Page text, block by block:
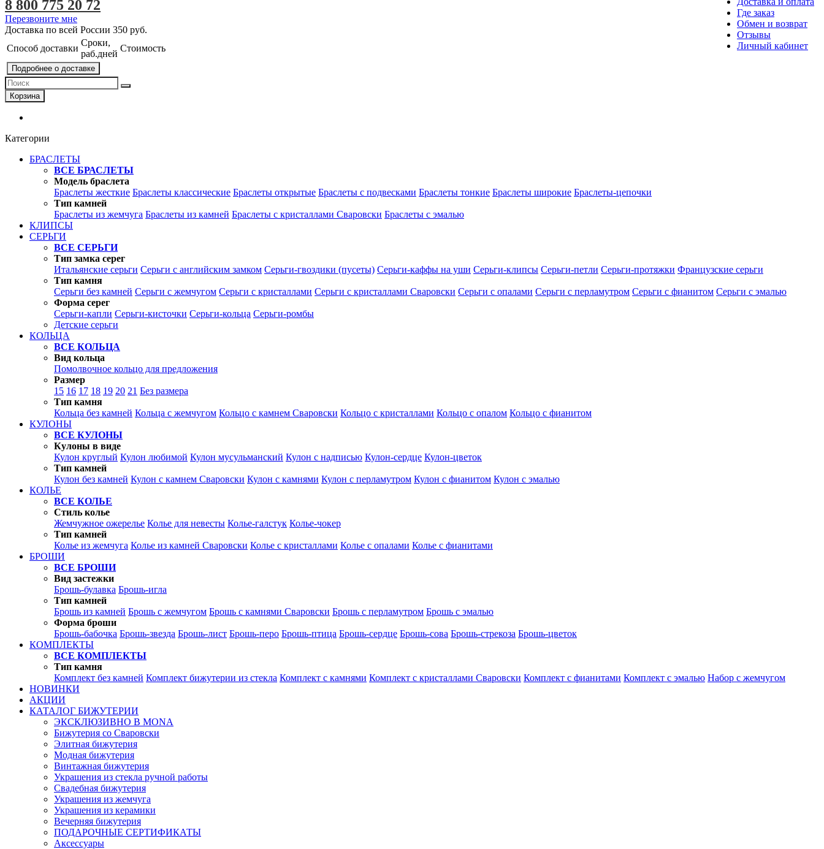
Где заказ
Обмен и возврат
Отзывы
Личный кабинет
8 800 775 20 72
Перезвоните мне
Доставка по всей России 350 руб.
Способ доставки
Сроки,
раб.дней
Стоимость
Подробнее о доставке
Корзина
Категории
БРАСЛЕТЫ
ВСЕ БРАСЛЕТЫ
Модель браслета
Браслеты жесткие Браслеты классические Браслеты открытые Браслеты с подвесками Браслеты тонкие Браслеты широкие Браслеты-цепочки
Тип камней
Браслеты из жемчуга Браслеты из камней Браслеты с кристаллами Сваровски Браслеты с эмалью
КЛИПСЫ
СЕРЬГИ
ВСЕ СЕРЬГИ
Тип замка серег
Итальянские серьги Серьги с английским замком Серьги-гвоздики (пусеты) Серьги-каффы на уши Серьги-клипсы Серьги-петли Серьги-протяжки Французские серьги
Тип камня
Серьги без камней Серьги с жемчугом Серьги с кристаллами Серьги с кристаллами Сваровски Серьги с опалами Серьги с перламутром Серьги с фианитом Серьги с эмалью
Форма серег
Серьги-капли Серьги-кисточки Серьги-кольца Серьги-ромбы
Детские серьги
КОЛЬЦА
ВСЕ КОЛЬЦА
Вид кольца
Помолвочное кольцо для предложения
Размер
15 16 17 18 19 20 21 Без размера
Тип камня
Кольца без камней Кольца с жемчугом Кольцо с камнем Сваровски Кольцо с кристаллами Кольцо с опалом Кольцо с фианитом
КУЛОНЫ
ВСЕ КУЛОНЫ
Кулоны в виде
Кулон круглый Кулон любимой Кулон мусульманский Кулон с надписью Кулон-сердце Кулон-цветок
Тип камней
Кулон без камней Кулон с камнем Сваровски Кулон с камнями Кулон с перламутром Кулон с фианитом Кулон с эмалью
КОЛЬЕ
ВСЕ КОЛЬЕ
Стиль колье
Жемчужное ожерелье Колье для невесты Колье-галстук Колье-чокер
Тип камней
Колье из жемчуга Колье из камней Сваровски Колье с кристаллами Колье с опалами Колье с фианитами
БРОШИ
ВСЕ БРОШИ
Вид застежки
Брошь-булавка Брошь-игла
Тип камней
Брошь из камней Брошь с жемчугом Брошь с камнями Сваровски Брошь с перламутром Брошь с эмалью
Форма броши
Брошь-бабочка Брошь-звезда Брошь-лист Брошь-перо Брошь-птица Брошь-сердце Брошь-сова Брошь-стрекоза Брошь-цветок
КОМПЛЕКТЫ
ВСЕ КОМПЛЕКТЫ
Тип камня
Комплект без камней Комплект бижутерии из стекла Комплект с камнями Комплект с кристаллами Сваровски Комплект с фианитами Комплект с эмалью Набор с жемчугом
НОВИНКИ
АКЦИИ
КАТАЛОГ БИЖУТЕРИИ
ЭКСКЛЮЗИВНО В MONA
Бижутерия со Сваровски
Элитная бижутерия
Модная бижутерия
Винтажная бижутерия
Украшения из стекла ручной работы
Свадебная бижутерия
Украшения из жемчуга
Украшения из керамики
Вечерняя бижутерия
ПОДАРОЧНЫЕ СЕРТИФИКАТЫ
Аксессуары